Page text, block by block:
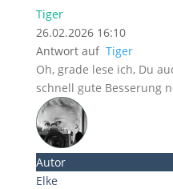
Tiger
26.02.2026 16:10
Antwort auf Tiger
Oh, grade lese ich, Du
schnell gute Besserung
Autor
Elke